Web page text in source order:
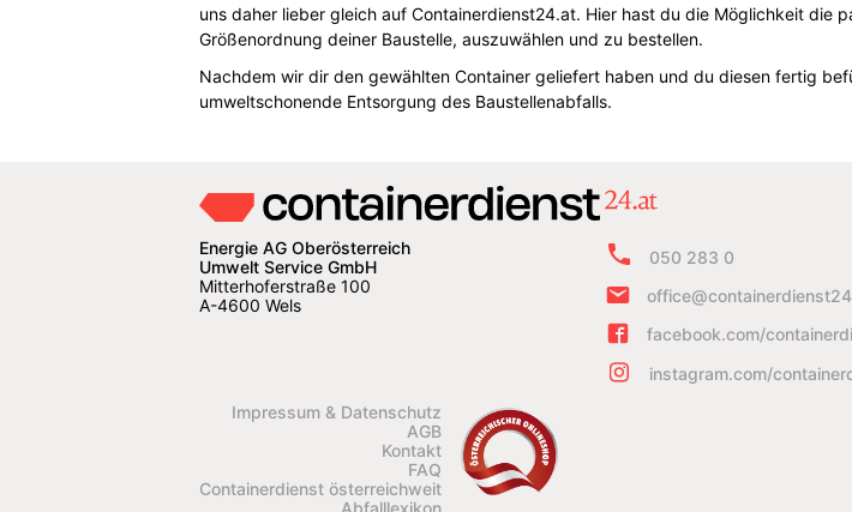
uns daher lieber gleich auf Containerdienst24.at. Hier hast du die Möglichkeit die
Größenordnung deiner Baustelle, auszuwählen und zu bestellen.
Nachdem wir dir den gewählten Container geliefert haben und du diesen fertig
umweltschonende Entsorgung des Baustellenabfalls.
Energie AG Oberösterreich
Umwelt Service GmbH
Mitterhoferstraße 100
A-4600 Wels
050 283 0
facebook.com/
instagram.com/
Impressum & Datenschutz
AGB
Kontakt
FAQ
Containerdienst österreichweit
Abfalllexikon